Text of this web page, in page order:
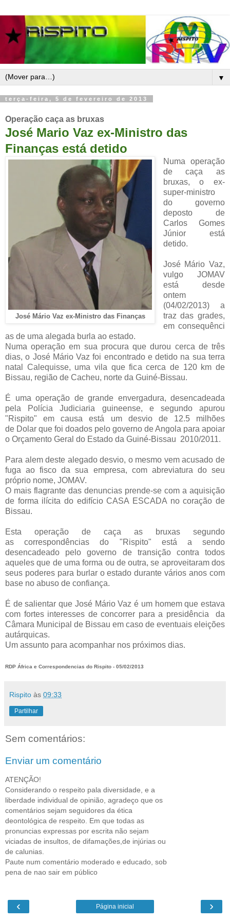
▼
terça-feira, 5 de fevereiro de 2013
Operação caça as bruxas
José Mario Vaz ex-Ministro das
Finanças está detido
José Mário Vaz ex-Ministro das Finanças
Numa operação
de caça as
bruxas, o ex-
super-ministro
do governo
deposto de
Carlos Gomes
Júnior está
detido.
José Mário Vaz,
vulgo JOMAV
está desde
ontem
(04/02/2013) a
traz das grades,
em consequênci
as de uma alegada burla ao estado.
Numa operação em sua procura que durou cerca de três
dias, o José Mário Vaz foi encontrado e detido na sua terra
natal Calequisse, uma vila que fica cerca de 120 km de
Bissau, região de Cacheu, norte da Guiné-Bissau.
É uma operação de grande envergadura, desencadeada
pela Polícia Judiciaria guineense, e segundo apurou
"Rispito" em causa está um desvio de 12.5 milhões
de Dolar que foi doados pelo governo de Angola para apoiar
o Orçamento Geral do Estado da Guiné-Bissau 2010/2011.
Para alem deste alegado desvio, o mesmo vem acusado de
fuga ao fisco da sua empresa, com abreviatura do seu
próprio nome, JOMAV.
O mais flagrante das denuncias prende-se com a aquisição
de forma ilícita do edifício CASA ESCADA no coração de
Bissau.
Esta operação de caça as bruxas segundo
as correspondências do "Rispito" está a sendo
desencadeado pelo governo de transição contra todos
aqueles que de uma forma ou de outra, se aproveitaram dos
seus poderes para burlar o estado durante vários anos com
base no abuso de confiança.
É de salientar que José Mário Vaz é um homem que estava
com fortes interesses de concorrer para a presidência da
Câmara Municipal de Bissau em caso de eventuais eleições
autárquicas.
Um assunto para acompanhar nos próximos dias.
RDP África e Correspondencias do Rispito - 05/02/2013
Rispito às 09:33
Partilhar
Sem comentários:
Enviar um comentário
ATENÇÃO!
Considerando o respeito pala diversidade, e a
liberdade individual de opinião, agradeço que os
comentários sejam seguidores da ética
deontológica de respeito. Em que todas as
pronuncias expressas por escrita não sejam
viciadas de insultos, de difamações,de injúrias ou
de calunias.
Paute num comentário moderado e educado, sob
pena de nao sair em público
‹ ›
Página inicial